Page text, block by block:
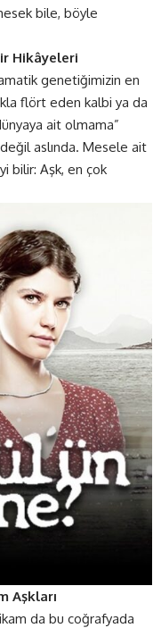
bile, böyle
Hikâyeleri
genetiğimizin en
flört eden kalbi ya da
ait olmama”
aslında. Mesele ait
bilir: Aşk, en çok
Aşkları
da bu coğrafyada